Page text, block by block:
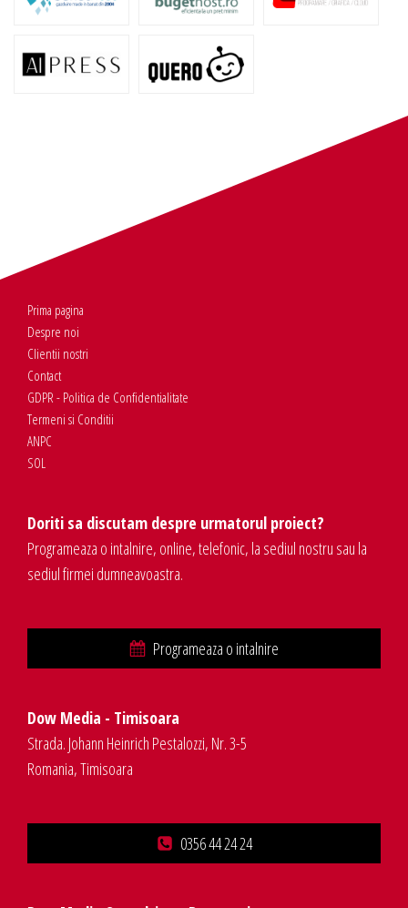
Prima pagina
Despre noi
Clientii nostri
Contact
GDPR - Politica de Confidentialitate
Termeni si Conditii
ANPC
SOL
Doriti sa discutam despre urmatorul proiect?
Programeaza o intalnire, online, telefonic, la sediul nostru sau la
sediul firmei dumneavoastra.
Programeaza o intalnire
Dow Media - Timisoara
Strada. Johann Heinrich Pestalozzi, Nr. 3-5
Romania, Timisoara
0356 44 24 24